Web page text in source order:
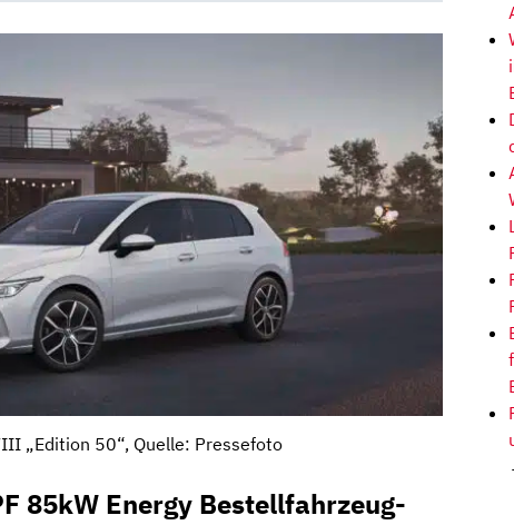
„Edition 50“, Quelle: Pressefoto
85kW Energy Bestellfahrzeug-